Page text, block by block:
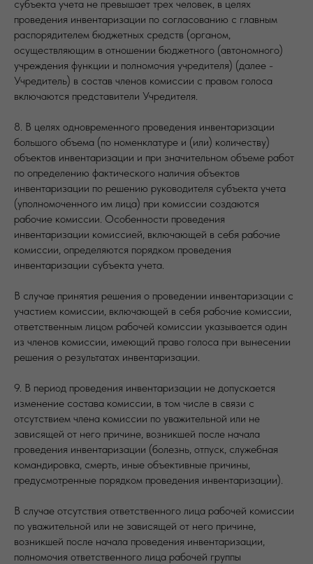
субъекта учета не превышает трех человек, в целях
проведения инвентаризации по согласованию с главным
распорядителем бюджетных средств (органом,
осуществляющим в отношении бюджетного (автономного)
учреждения функции и полномочия учредителя) (далее -
Учредитель) в состав членов комиссии с правом голоса
включаются представители Учредителя.
8. В целях одновременного проведения инвентаризации
большого объема (по номенклатуре и (или) количеству)
объектов инвентаризации и при значительном объеме работ
по определению фактического наличия объектов
инвентаризации по решению руководителя субъекта учета
(уполномоченного им лица) при комиссии создаются
рабочие комиссии. Особенности проведения
инвентаризации комиссией, включающей в себя рабочие
комиссии, определяются порядком проведения
инвентаризации субъекта учета.
В случае принятия решения о проведении инвентаризации с
участием комиссии, включающей в себя рабочие комиссии,
ответственным лицом рабочей комиссии указывается один
из членов комиссии, имеющий право голоса при вынесении
решения о результатах инвентаризации.
9. В период проведения инвентаризации не допускается
изменение состава комиссии, в том числе в связи с
отсутствием члена комиссии по уважительной или не
зависящей от него причине, возникшей после начала
проведения инвентаризации (болезнь, отпуск, служебная
командировка, смерть, иные объективные причины,
предусмотренные порядком проведения инвентаризации).
В случае отсутствия ответственного лица рабочей комиссии
по уважительной или не зависящей от него причине,
возникшей после начала проведения инвентаризации,
полномочия ответственного лица рабочей группы